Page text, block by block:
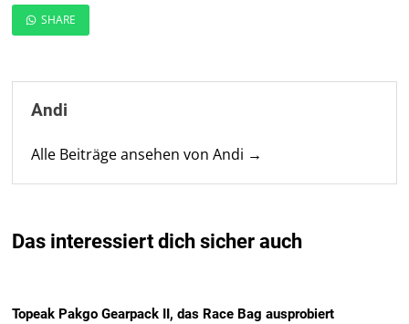
SHARE
Andi
Alle Beiträge ansehen von Andi →
Das interessiert dich sicher auch
Topeak Pakgo Gearpack II, das Race Bag ausprobiert